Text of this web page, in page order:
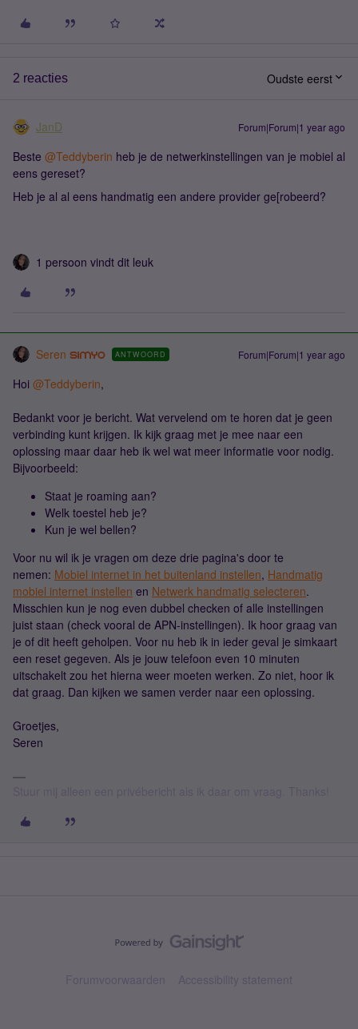
2 reacties Oudste eerst
JanD Forum|Forum|1 year ago
Beste ​ @Teddyberin heb je de netwerkinstellingen van je mobiel al
eens gereset?
Heb je al al eens handmatig een andere provider ge[robeerd?
1 persoon vindt dit leuk
Seren ANTWOORD Forum|Forum|1 year ago
Hoi ​ @Teddyberin,
Bedankt voor je bericht. Wat vervelend om te horen dat je geen
verbinding kunt krijgen. Ik kijk graag met je mee naar een
oplossing maar daar heb ik wel wat meer informatie voor nodig.
Bijvoorbeeld:
Staat je roaming aan?
Welk toestel heb je?
Kun je wel bellen?
Voor nu wil ik je vragen om deze drie pagina's door te
nemen: Mobiel internet in het buitenland instellen, Handmatig
mobiel internet instellen en Netwerk handmatig selecteren.
Misschien kun je nog even dubbel checken of alle instellingen
juist staan (check vooral de APN-instellingen). Ik hoor graag van
je of dit heeft geholpen. Voor nu heb ik in ieder geval je simkaart
een reset gegeven. Als je jouw telefoon even 10 minuten
uitschakelt zou het hierna weer moeten werken. Zo niet, hoor ik
dat graag. Dan kijken we samen verder naar een oplossing.
Groetjes,
Seren
Forumvoorwaarden Accessibility statement